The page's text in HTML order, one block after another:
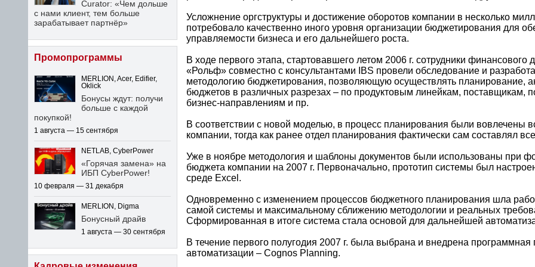
Усложнение оргструктуры и достижение оборотов компании в несколько
потребовало качественно иного уровня организации бюджетирования для
управляемости бизнеса и его дальнейшего роста.
В ходе первого этапа, стартовавшего летом 2006 г. сотрудники финансового
«Рольф» совместно с консультантами IBS провели обследование и
методологию бюджетирования, позволяющую осуществлять планирование,
бюджетов в различных разрезах – по продуктовым линейкам, поставщикам,
бизнес-направлениям и пр.
В соответствии с новой моделью, в процесс планирования были вовлечены
компании, тогда как ранее отдел планирования фактически сам составлял
Уже в ноябре методология и шаблоны документов были использованы при
бюджета компании на 2007 г. Первоначально, прототип системы был
среде Excel.
Одновременно с изменением процессов бюджетного планирования шла
самой системы и максимальному сближению методологии и реальных
Сформированная в итоге система стала основой для дальнейшей
В течение первого полугодия 2007 г. была выбрана и внедрена
автоматизации – Cognos Planning.
Curator: «Чем дольше
с нами клиент, тем больше
зарабатывает партнёр»
Промопрограммы
MERLION, Acer, Edifier,
Oklick
Бонусы ждут: получи
больше с каждой
покупкой!
1 августа — 15 сентября
NETLAB, CyberPower
«Горячая замена» на
ИБП CyberPower!
10 февраля — 31 декабря
MERLION, Digma
Бонусный драйв
1 августа — 30 сентября